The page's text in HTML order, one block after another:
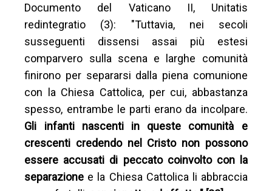
Documento del Vaticano II, Unitatis
redintegratio (3): "Tuttavia, nei secoli
susseguenti dissensi assai più estesi
comparvero sulla scena e larghe comunità
finirono per separarsi dalla piena comunione
con la Chiesa Cattolica, per cui, abbastanza
spesso, entrambe le parti erano da incolpare.
Gli infanti nascenti in queste comunità e
crescenti credendo nel Cristo non possono
essere accusati di peccato coinvolto con la
separazione e la Chiesa Cattolica li abbraccia